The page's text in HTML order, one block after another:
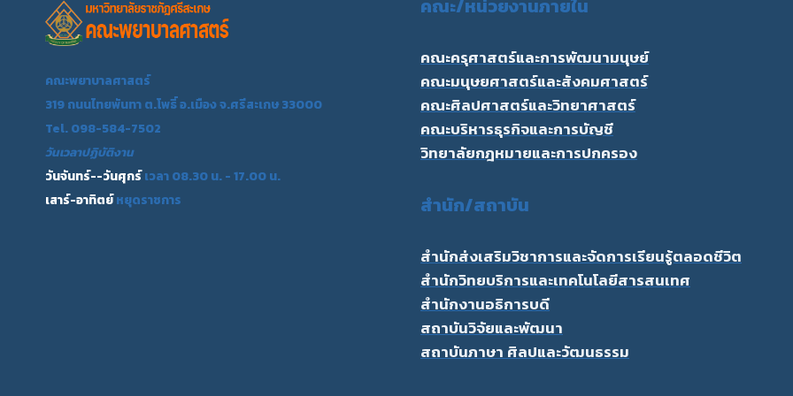
คณะพยาบาลศาสตร์
319 ถนนไทยพันทา ต.โพธิ์ อ.เมือง จ.ศรีสะเกษ 33000
Tel. 098-584-7502
วันเวลาปฏิบัติงาน
วันจันทร์--วันศุกร์เวลา 08.30 น. - 17.00 น.
เสาร์-อาทิตย์หยุดราชการ
คณะ/หน่วยงานภายใน
คณะครุศาสตร์และการพัฒนามนุษย์
คณะมนุษยศาสตร์และสังคมศาสตร์
คณะศิลปศาสตร์และวิทยาศาสตร์
คณะบริหารธุรกิจและการบัญชี
วิทยาลัยกฎหมายและการปกครอง
สำนัก/สถาบัน
สำนักส่งเสริมวิชาการและจัดการเรียนรู้ตลอดชีวิต
สำนักวิทยบริการและเทคโนโลยีสารสนเทศ
สำนักงานอธิการบดี
สถาบันวิจัยและพัฒนา
สถาบันภาษา ศิลปและวัฒนธรรม